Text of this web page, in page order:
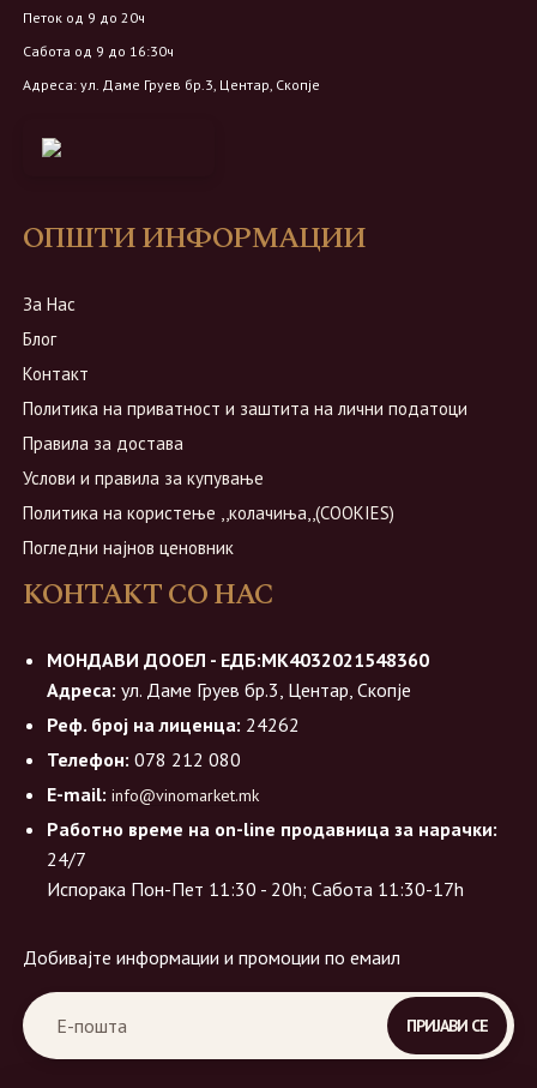
Петок од 9 до 20ч
Сабота од 9 до 16:30ч
Адреса: ул. Даме Груев бр.3, Центар, Скопје
ОПШТИ ИНФОРМАЦИИ
За Нас
Блог
Контакт
Политика на приватност и заштита на лични податоци
Правила за достава
Услови и правила за купување
Политика на користење ,,колачиња,,(COOKIES)
Погледни најнов ценовник
КОНТАКТ СО НАС
МОНДАВИ ДООЕЛ - ЕДБ:МК4032021548360
Адреса: ул. Даме Груев бр.3, Центар, Скопје
Реф. број на лиценца: 24262
Телефон: 078 212 080
E-mail: info@vinomarket.mk
Работно време на on-line продавница за нарачки:
24/7
Испорака Пон-Пет 11:30 - 20h; Сабота 11:30-17h
Добивајте информации и промоции по емаил